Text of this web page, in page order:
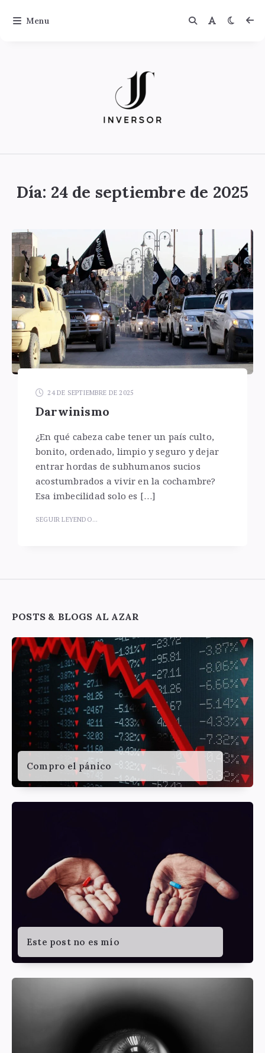
Día: 24 de septiembre de 2025
24 DE SEPTIEMBRE DE 2025
Darwinismo
¿En qué cabeza cabe tener un país culto,
bonito, ordenado, limpio y seguro y dejar
entrar hordas de subhumanos sucios
acostumbrados a vivir en la cochambre?
Esa imbecilidad solo es […]
SEGUIR LEYENDO...
Widgets
POSTS & BLOGS AL AZAR
Compro el pánico
Este post no es mío
Menu